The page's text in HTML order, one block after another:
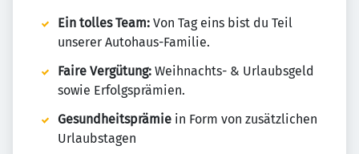
Ein tolles Team: Von Tag eins bist du Teil
unserer Autohaus-Familie.
Faire Vergütung: Weihnachts- & Urlaubsgeld
sowie Erfolgsprämien.
Gesundheitsprämie in Form von zusätzlichen
Urlaubstagen